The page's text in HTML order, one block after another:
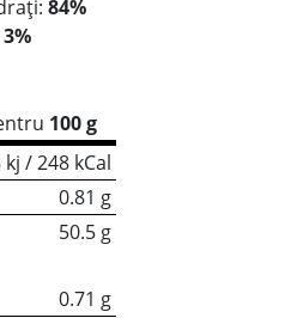
84%
3%
100 g
kj / 248 kCal
0.81 g
50.5 g
0.71 g